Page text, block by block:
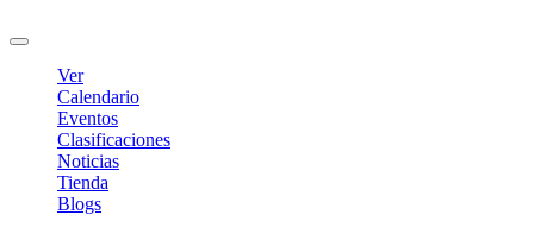
Ver
Calendario
Eventos
Clasificaciones
Noticias
Tienda
Blogs